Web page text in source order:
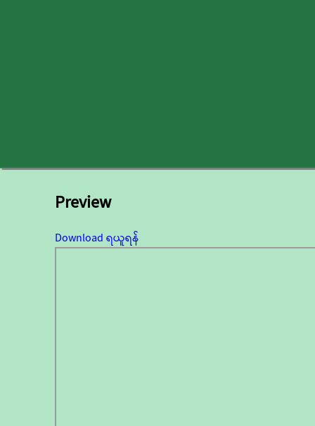
Preview
Download ရယူရန်